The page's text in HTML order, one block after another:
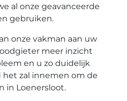
al onze geavanceerde
gebruiken.
onze vakman aan uw
meer inzicht
en u zo duidelijk
zal innemen om de
in Loenersloot.